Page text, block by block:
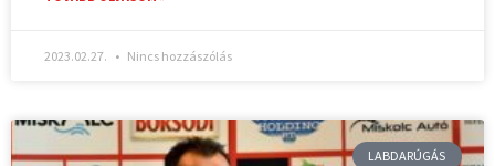
2023.02.27. Nincs hozzászólás
LABDARÚGÁS